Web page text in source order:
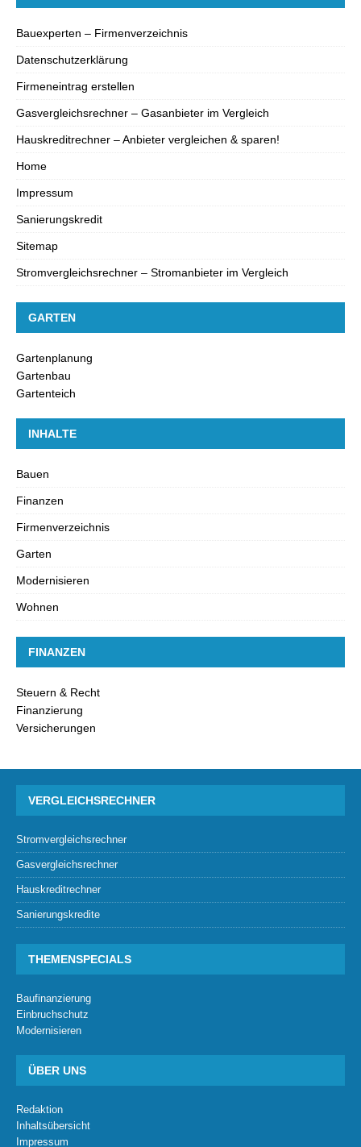
Bauexperten – Firmenverzeichnis
Datenschutzerklärung
Firmeneintrag erstellen
Gasvergleichsrechner – Gasanbieter im Vergleich
Hauskreditrechner – Anbieter vergleichen & sparen!
Home
Impressum
Sanierungskredit
Sitemap
Stromvergleichsrechner – Stromanbieter im Vergleich
GARTEN
Gartenplanung
Gartenbau
Gartenteich
INHALTE
Bauen
Finanzen
Firmenverzeichnis
Garten
Modernisieren
Wohnen
FINANZEN
Steuern & Recht
Finanzierung
Versicherungen
VERGLEICHSRECHNER
Stromvergleichsrechner
Gasvergleichsrechner
Hauskreditrechner
Sanierungskredite
THEMENSPECIALS
Baufinanzierung
Einbruchschutz
Modernisieren
ÜBER UNS
Redaktion
Inhaltsübersicht
Impressum